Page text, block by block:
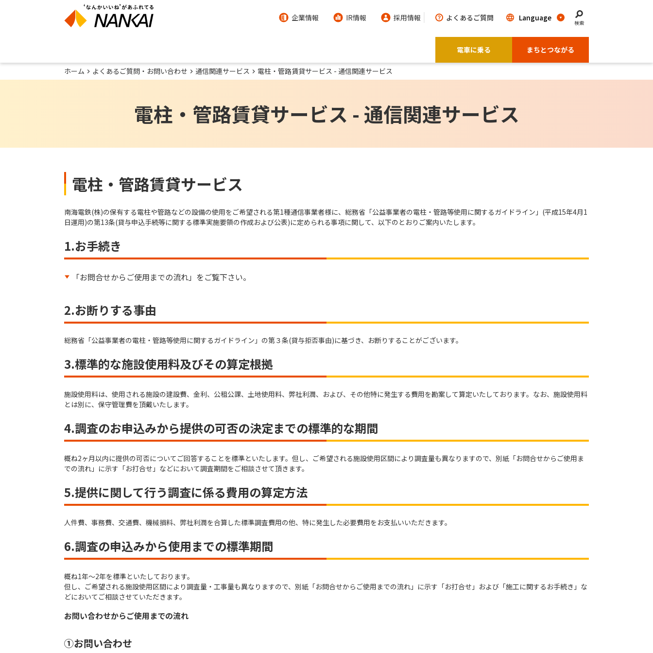
企業情報 IR情報 採用情報 よくあるご質問
検索
電車に乗る まちとつながる
ホーム よくあるご質問・お問い合わせ 通信関連サービス 電柱・管路賃貸サービス - 通信関連サービス
電柱・管路賃貸サービス - 通信関連サービス
電柱・管路賃貸サービス
南海電鉄(株)の保有する電柱や管路などの設備の使用をご希望される第1種通信事業者様に、総務省「公益事業者の電柱・管路等使用に関するガイドライン」(平成15年4月1
日運用)の第13条(貸与申込手続等に関する標準実施要領の作成および公表)に定められる事項に関して、以下のとおりご案内いたします。
1.お手続き
「お問合せからご使用までの流れ」をご覧下さい。
2.お断りする事由
総務省「公益事業者の電柱・管路等使用に関するガイドライン」の第３条(貸与拒否事由)に基づき、お断りすることがございます。
3.標準的な施設使用料及びその算定根拠
施設使用料は、使用される施設の建設費、金利、公租公課、土地使用料、弊社利潤、および、その他特に発生する費用を勘案して算定いたしております。なお、施設使用料
とは別に、保守管理費を頂戴いたします。
4.調査のお申込みから提供の可否の決定までの標準的な期間
概ね2ヶ月以内に提供の可否についてご回答することを標準といたします。但し、ご希望される施設使用区間により調査量も異なりますので、別紙「お問合せからご使用ま
での流れ」に示す「お打合せ」などにおいて調査期間をご相談させて頂きます。
5.提供に関して行う調査に係る費用の算定方法
人件費、事務費、交通費、機械損料、弊社利潤を合算した標準調査費用の他、特に発生した必要費用をお支払いいただきます。
6.調査の申込みから使用までの標準期間
概ね1年～2年を標準といたしております。
但し、ご希望される施設使用区間により調査量・工事量も異なりますので、別紙「お問合せからご使用までの流れ」に示す「お打合せ」および「施工に関するお手続き」な
どにおいてご相談させていただきます。
お問い合わせからご使用までの流れ
①お問い合わせ